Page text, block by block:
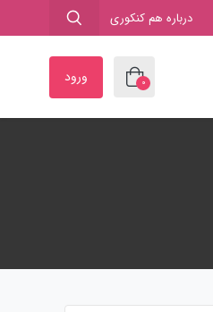
درباره هم کنکوری
0 ورود